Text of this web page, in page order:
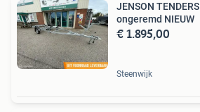
JENSON
ongeremd NIEUW
€ 1.895,00
Steenwijk